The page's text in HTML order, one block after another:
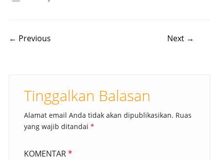
Post navigation
← Previous Next →
Tinggalkan Balasan
Alamat email Anda tidak akan dipublikasikan. Ruas
yang wajib ditandai *
KOMENTAR*